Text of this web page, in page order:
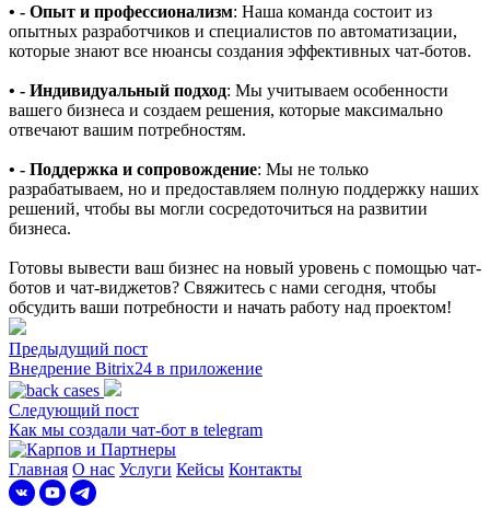
• - Опыт и профессионализм: Наша команда состоит из
опытных разработчиков и специалистов по автоматизации,
которые знают все нюансы создания эффективных чат-ботов.
• - Индивидуальный подход: Мы учитываем особенности
вашего бизнеса и создаем решения, которые максимально
отвечают вашим потребностям.
• - Поддержка и сопровождение: Мы не только
разрабатываем, но и предоставляем полную поддержку наших
решений, чтобы вы могли сосредоточиться на развитии
бизнеса.
Готовы вывести ваш бизнес на новый уровень с помощью чат-
ботов и чат-виджетов? Свяжитесь с нами сегодня, чтобы
обсудить ваши потребности и начать работу над проектом!
Предыдущий пост
Внедрение Bitrix24 в приложение
Следующий пост
Как мы создали чат-бот в telegram
Главная О нас Услуги Кейсы Контакты